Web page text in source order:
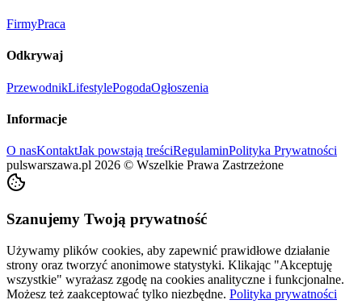
FirmyPraca
Odkrywaj
PrzewodnikLifestylePogodaOgłoszenia
Informacje
O nasKontaktJak powstają treściRegulaminPolityka Prywatności
pulswarszawa.pl 2026 © Wszelkie Prawa Zastrzeżone
Szanujemy Twoją prywatność
Używamy plików cookies, aby zapewnić prawidłowe działanie
strony oraz tworzyć anonimowe statystyki. Klikając "Akceptuję
wszystkie" wyrażasz zgodę na cookies analityczne i funkcjonalne.
Możesz też zaakceptować tylko niezbędne. Polityka prywatności